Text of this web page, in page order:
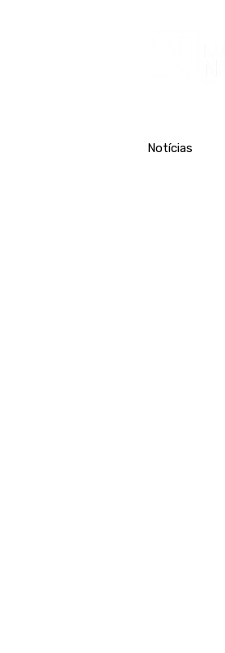
Notícias